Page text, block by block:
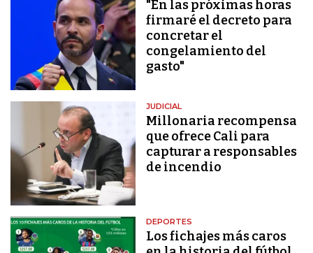
"En las próximas horas
firmaré el decreto para
concretar el
congelamiento del
gasto"
JUDICIAL
Millonaria recompensa
que ofrece Cali para
capturar a responsables
de incendio
DEPORTES
Los fichajes más caros